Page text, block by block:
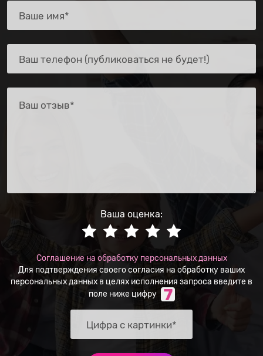
Ваша оценка:
Соглашение на обработку персональных данных
Для подтверждения своего согласия на обработку ваших
персональных данных в целях исполнения запроса введите в
поле ниже цифру